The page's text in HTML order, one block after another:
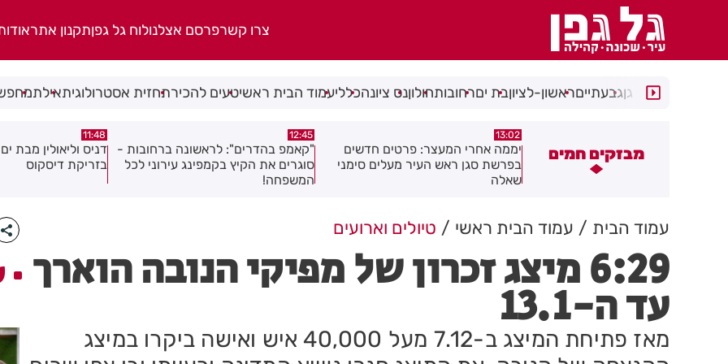
צרו קשרפרסם אצלנולוח גל גפןתקנון אתר
רמת גןגבעתייםראשון-לציוןבת יםרחובותחולוןנס ציונהכלליעמוד הבית ראשיטעים להכירתחזית אסטרולוגיתאילת
מבזקים חמים
יממה אחרי המעצר: פרטים חדשים
בפרשת סגן ראש העיר מעלים סימני
12:45
"קאמפ בהדרים": לראשונה ברחובות -
סוגרים את הקיץ בקמפינג עירוני לכל
המשפחה!
11:48
דניס וליאולין מבת ים, אלוף ישראל
בזריקת דיסקוס
11:32
הולכת רגל נפגעה
ראשון לציון
עמוד הבית עמוד הבית ראשי טיולים וארועים
6:29 מיצג זכרון של מפיקי הנובה הוארך
עד ה-13.1
מאז פתיחת המיצג ב-7.12 מעל 40,000 איש ואישה ביקרו במיצג